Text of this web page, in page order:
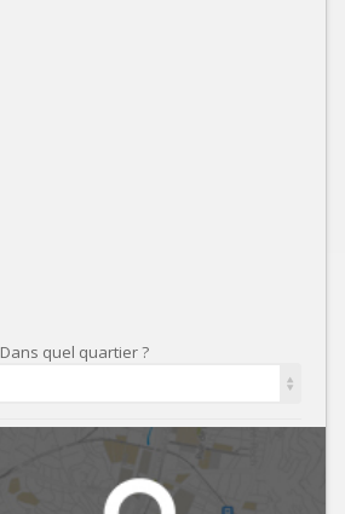
Dans quel quartier ?